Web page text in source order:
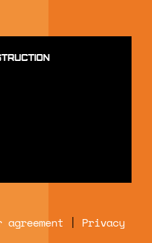
agreement | Privacy